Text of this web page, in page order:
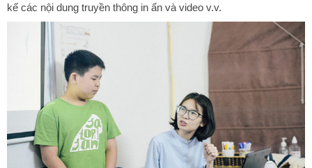
kế các nội dung truyền thông in ấn và video v.v.